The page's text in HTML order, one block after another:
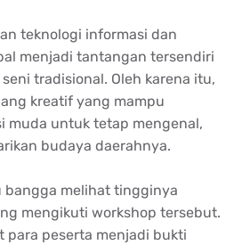
teknologi informasi dan
menjadi tantangan tersendiri
tradisional. Oleh karena itu,
kreatif yang mampu
muda untuk tetap mengenal,
budaya daerahnya.
bangga melihat tingginya
mengikuti workshop tersebut.
para peserta menjadi bukti